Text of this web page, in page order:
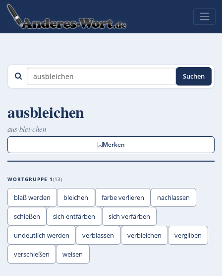
Suchen
ausbleichen
aus·blei·chen
Merken
WORTGRUPPE 1 13
blaß werden bleichen farbe verlieren nachlassen
schießen sich entfärben sich verfärben
undeutlich werden verblassen verbleichen vergilben
verschießen weisen